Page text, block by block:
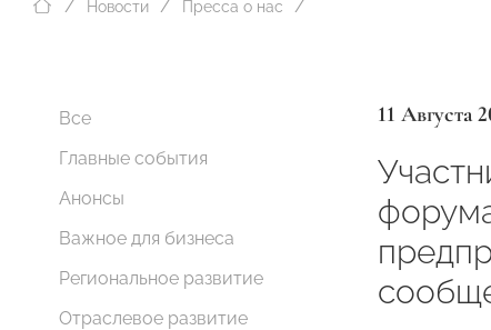
Новости Пресса о нас
Все
Главные события
Анонсы
Важное для бизнеса
Региональное развитие
Отраслевое развитие
11 Августа